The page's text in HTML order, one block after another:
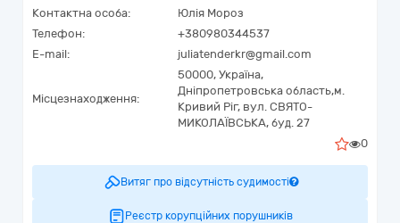
Контактна особа:
Юлія Мороз
Телефон:
+380980344537
E-mail:
juliatenderkr@gmail.com
Місцезнаходження:
50000, Україна,
Дніпропетровська область,м.
Кривий Ріг, вул. СВЯТО-
МИКОЛАЇВСЬКА, буд. 27
0
Витяг про відсутність судимості
Реєстр корупційних порушників